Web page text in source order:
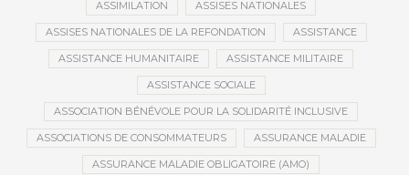
ASSIMILATION ASSISES NATIONALES
ASSISES NATIONALES DE LA REFONDATION ASSISTANCE
ASSISTANCE HUMANITAIRE ASSISTANCE MILITAIRE
ASSISTANCE SOCIALE
ASSOCIATION BÉNÉVOLE POUR LA SOLIDARITÉ INCLUSIVE
ASSOCIATIONS DE CONSOMMATEURS ASSURANCE MALADIE
ASSURANCE MALADIE OBLIGATOIRE (AMO)